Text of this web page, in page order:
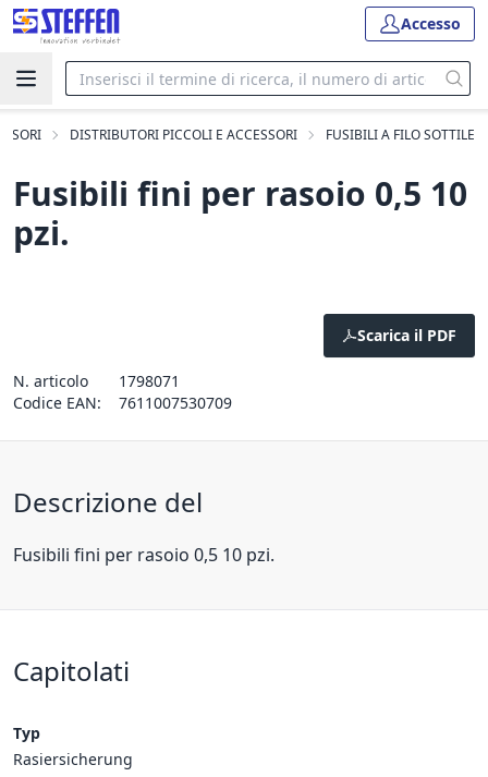
Accesso
DISTRIBUTORI PICCOLI E ACCESSORI FUSIBILI A FILO SOTTILE
Fusibili fini per rasoio 0,5 10
pzi.
Scarica il PDF
N. articolo
1798071
Codice EAN:
7611007530709
Descrizione del
Fusibili fini per rasoio 0,5 10 pzi.
Capitolati
Typ
Rasiersicherung